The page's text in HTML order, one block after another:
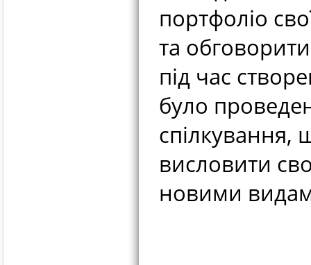
портфоліо
та
під час
було
спілкування,
висловити
новими